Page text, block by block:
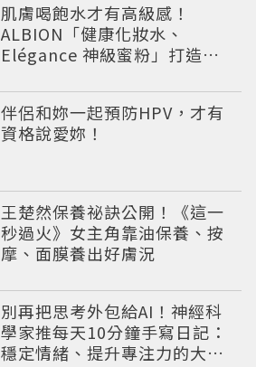
肌膚喝飽水才有高級感！
ALBION「健康化妝水、
Elégance 神級蜜粉」打造今
伴侶和妳一起預防HPV，才有
資格說愛妳！
王楚然保養祕訣公開！《這一
秒過火》女主角靠油保養、按
摩、面膜養出好膚況
別再把思考外包給AI！神經科
學家推每天10分鐘手寫日記：
穩定情緒、提升專注力的大腦